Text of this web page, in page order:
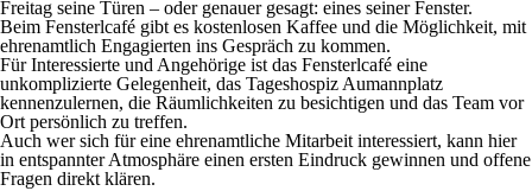
Freitag seine Türen – oder genauer gesagt: eines seiner Fenster.
Beim Fensterlcafé gibt es kostenlosen Kaffee und die Möglichkeit, mit
ehrenamtlich Engagierten ins Gespräch zu kommen.
Für Interessierte und Angehörige ist das Fensterlcafé eine
unkomplizierte Gelegenheit, das Tageshospiz Aumannplatz
kennenzulernen, die Räumlichkeiten zu besichtigen und das Team vor
Ort persönlich zu treffen.
Auch wer sich für eine ehrenamtliche Mitarbeit interessiert, kann hier
in entspannter Atmosphäre einen ersten Eindruck gewinnen und offene
Fragen direkt klären.